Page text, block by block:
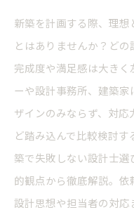
新築を計画する際、理
とはありませんか？ど
完成度や満足感は大き
ーや設計事務所、建築
ザインのみならず、対
ど踏み込んで比較検討
築で失敗しない設計士
的観点から徹底解説。依
設計思想や担当者の対